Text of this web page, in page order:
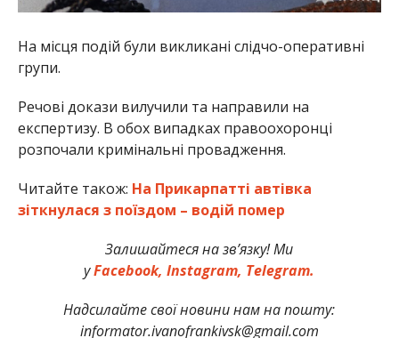
На місця подій були викликані слідчо-оперативні
групи.
Речові докази вилучили та направили на
експертизу. В обох випадках правоохоронці
розпочали кримінальні провадження.
Читайте також: На Прикарпатті автівка
зіткнулася з поїздом – водій помер
Залишайтеся на зв’язку! Ми
уFacebook,Instagram, Telegram.
Надсилайте свої новини нам на пошту:
informator.ivanofrankivsk@gmail.com